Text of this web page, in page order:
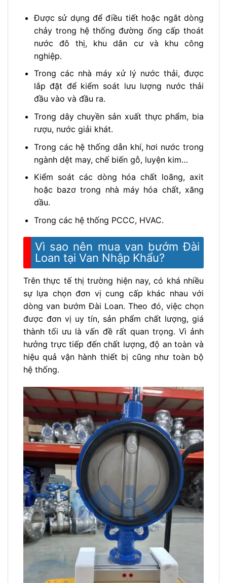
Được sử dụng để điều tiết hoặc ngắt dòng
chảy trong hệ thống đường ống cấp thoát
nước đô thị, khu dân cư và khu công
nghiệp.
Trong các nhà máy xử lý nước thải, được
lắp đặt để kiểm soát lưu lượng nước thải
đầu vào và đầu ra.
Trong dây chuyền sản xuất thực phẩm, bia
rượu, nước giải khát.
Trong các hệ thống dẫn khí, hơi nước trong
ngành dệt may, chế biến gỗ, luyện kim…
Kiểm soát các dòng hóa chất loãng, axit
hoặc bazơ trong nhà máy hóa chất, xăng
dầu.
Trong các hệ thống PCCC, HVAC.
Vì sao nên mua van bướm Đài
Loan tại Van Nhập Khẩu?
Trên thực tế thị trường hiện nay, có khá nhiều
sự lựa chọn đơn vị cung cấp khác nhau với
dòng van bướm Đài Loan. Theo đó, việc chọn
được đơn vị uy tín, sản phẩm chất lượng, giá
thành tối ưu là vấn đề rất quan trọng. Vì ảnh
hưởng trực tiếp đến chất lượng, độ an toàn và
hiệu quả vận hành thiết bị cũng như toàn bộ
hệ thống.